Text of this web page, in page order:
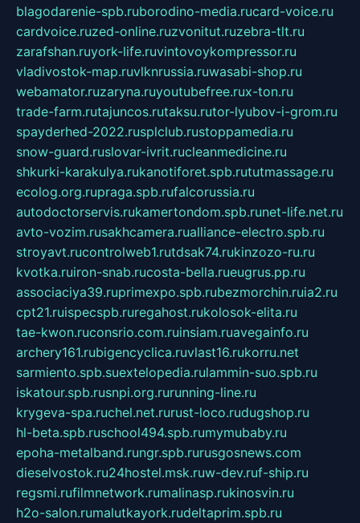
blagodarenie-spb.ruborodino-media.rucard-voice.ru
cardvoice.ruzed-online.ruzvonitut.ruzebra-tlt.ru
zarafshan.ruyork-life.ruvintovoykompressor.ru
vladivostok-map.ruvlknrussia.ruwasabi-shop.ru
webamator.ruzaryna.ruyoutubefree.rux-ton.ru
trade-farm.rutajuncos.rutaksu.rutor-lyubov-i-grom.ru
spayderhed-2022.rusplclub.rustoppamedia.ru
snow-guard.ruslovar-ivrit.rucleanmedicine.ru
shkurki-karakulya.rukanotiforet.spb.rututmassage.ru
ecolog.org.rupraga.spb.rufalcorussia.ru
autodoctorservis.rukamertondom.spb.runet-life.net.ru
avto-vozim.rusakhcamera.rualliance-electro.spb.ru
stroyavt.rucontrolweb1.rutdsak74.rukinzozo-ru.ru
kvotka.ruiron-snab.rucosta-bella.rueugrus.pp.ru
associaciya39.ruprimexpo.spb.rubezmorchin.ruia2.ru
cpt21.ruispecspb.ruregahost.rukolosok-elita.ru
tae-kwon.ruconsrio.com.ruinsiam.ruavegainfo.ru
archery161.rubigencyclica.ruvlast16.rukorru.net
sarmiento.spb.suextelopedia.rulammin-suo.spb.ru
iskatour.spb.rusnpi.org.rurunning-line.ru
krygeva-spa.ruchel.net.rurust-loco.rudugshop.ru
hl-beta.spb.ruschool494.spb.rumymubaby.ru
epoha-metalband.rungr.spb.rurusgosnews.com
dieselvostok.ru24hostel.msk.ruw-dev.ruf-ship.ru
regsmi.rufilmnetwork.rumalinasp.rukinosvin.ru
h2o-salon.rumalutkayork.rudeltaprim.spb.ru